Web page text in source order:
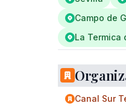
Campo de
La Termica
Canal Sur